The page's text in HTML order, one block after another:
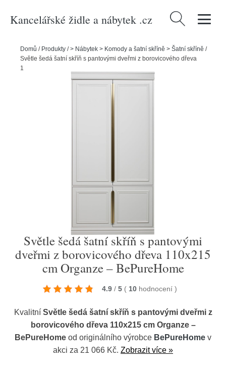
Kancelářské židle a nábytek .cz Vyhledávání
Domů / Produkty /> Nábytek > Komody a šatní skříně > Šatní skříně /
Světle šedá šatní skříň s pantovými dveřmi z borovicového dřeva
110x215 cm Organze – BePureHome
Světle šedá šatní skříň s pantovými
dveřmi z borovicového dřeva 110x215
cm Organze – BePureHome
4.9 / 5 ( 10 hodnocení )
Kvalitní Světle šedá šatní skříň s pantovými dveřmi z
borovicového dřeva 110x215 cm Organze –
BePureHome od originálního výrobce BePureHome v
akci za 21 066 Kč. Zobrazit více »